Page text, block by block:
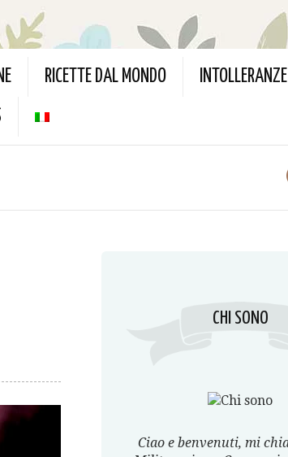
RICETTE DAL MONDO INTOLLERANZE
CHI SONO
Ciao e benvenuti, mi